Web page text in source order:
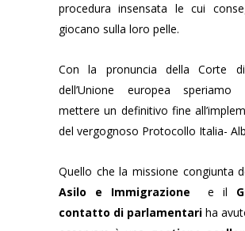
procedura insensata le cui
giocano sulla loro pelle.
Con la pronuncia della Corte di
dell’Unione europea
mettere un definitivo fine
del vergognoso Protocollo Italia-
Quello che la missione congiunta
Asilo e Immigrazione e il
contatto di parlamentari ha